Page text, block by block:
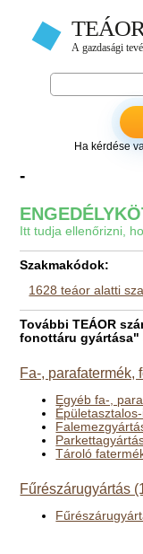
Ha kérdése
-
Itt tudja ellenőrizni,
Szakmakódok:
1628 teáor alatti
További TEÁOR
fonottáru gyártása"
Fa-, parafatermék,
Egyéb fa-,
Tároló
Fűrészárugyártás